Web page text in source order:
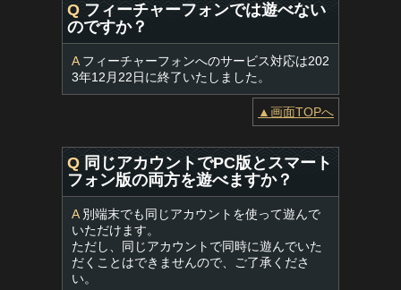
Q フィーチャーフォンでは遊べない
のですか？
Aフィーチャーフォンへのサービス対応は202
3年12月22日に終了いたしました。
▲画面TOPへ
Q 同じアカウントでPC版とスマート
フォン版の両方を遊べますか？
A別端末でも同じアカウントを使って遊んで
いただけます。
ただし、同じアカウントで同時に遊んでいた
だくことはできませんので、ご了承くださ
い。